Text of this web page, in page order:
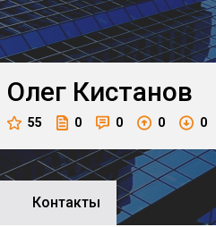
Олег Кистанов
55 0 0 0 0
Контакты